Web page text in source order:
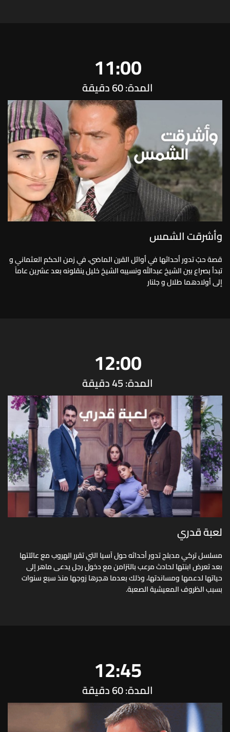
11:00
المدة: 60 دقيقة
وأشرقت الشمس
قصة حبّ تدور أحداثها في أوائل القرن الماضي، في زمن الحكم العثماني و
تبدأ بصراع بين الشيخ عبدالله ونسيبه الشيخ خليل ينقلونه بعد عشرين عاماً
إلى أولادهما طلال و جلنار
12:00
المدة: 45 دقيقة
لعبة قدري
مسلسل تركي مدبلج تدور أحداثه حول آسيا التي تقرر الهروب مع عائلتها
بعد تعرض ابنتها لحادث مرعب بالتزامن مع دخول رجل يدعى ماهر إلى
حياتها لدعمها ومساندتها، وذلك بعدما هجرها زوجها منذ سبع سنوات
بسبب الظروف المعيشية الصعبة.
12:45
المدة: 60 دقيقة